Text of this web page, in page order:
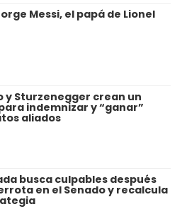
Messi, el papá de Lionel
y Sturzenegger crean un
indemnizar y “ganar”
aliados
busca culpables después
en el Senado y recalcula